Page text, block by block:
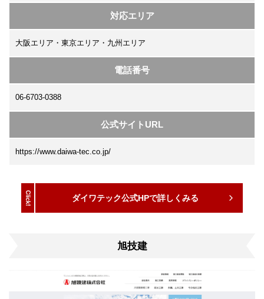
対応エリア
大阪エリア・東京エリア・九州エリア
電話番号
06-6703-0388
公式サイトURL
https://www.daiwa-tec.co.jp/
ダイワテック公式HPで詳しくみる
旭技建